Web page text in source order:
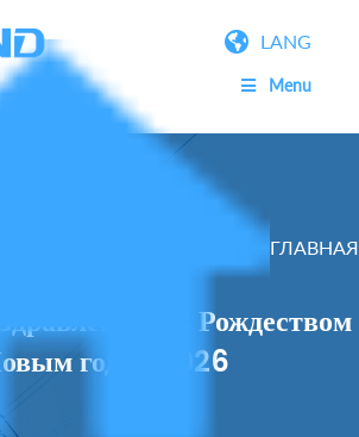
LANG
Menu
| С Рождеством
годом 2026
ГЛАВНАЯ